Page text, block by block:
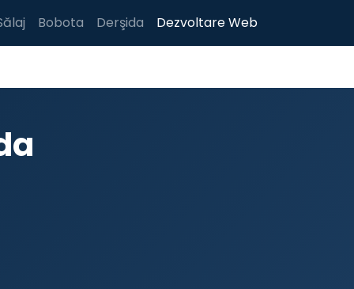
Bobota Derşida Dezvoltare Web